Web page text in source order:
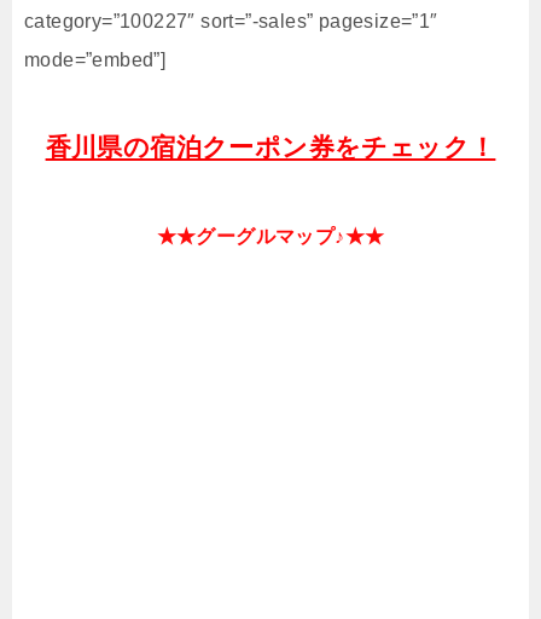
category=”100227″ sort=”-sales” pagesize=”1″
mode=”embed”]
香川県の宿泊クーポン券をチェック！
★★グーグルマップ♪★★